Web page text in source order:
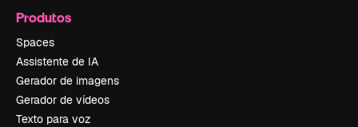
Produtos
Spaces
Assistente de IA
Gerador de imagens
Gerador de vídeos
Texto para voz